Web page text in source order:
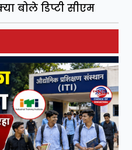
बोले डिप्टी सीएम